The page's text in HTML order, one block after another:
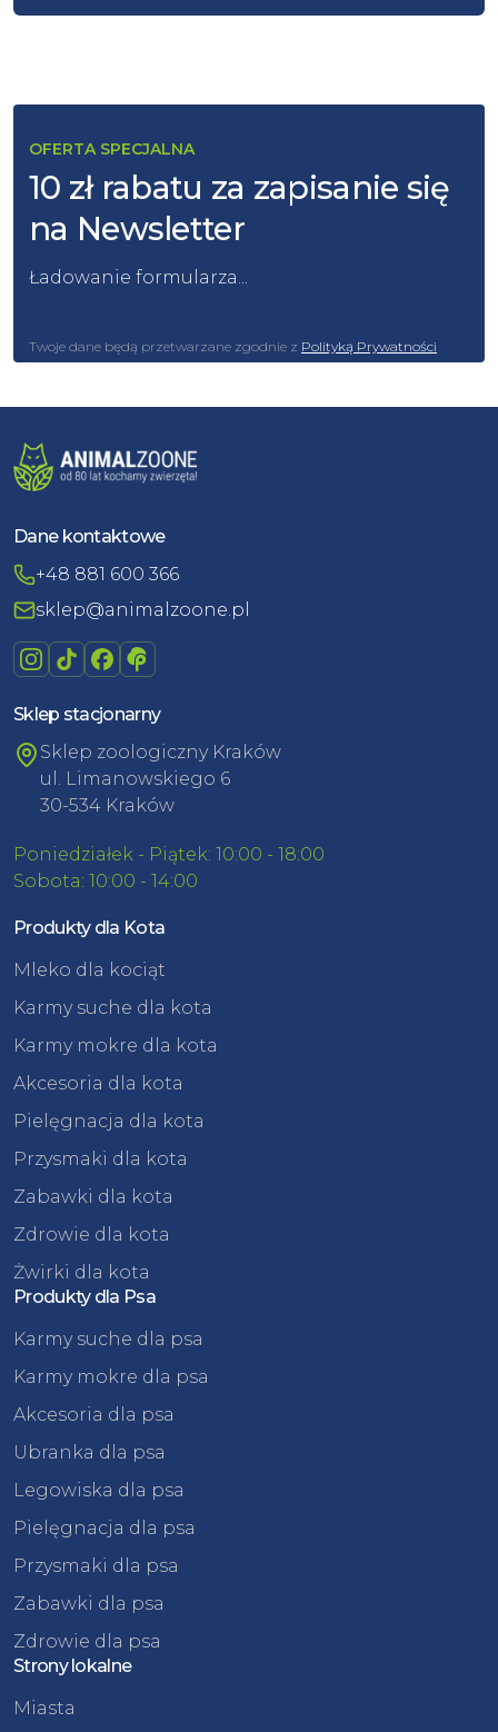
OFERTA SPECJALNA
10 zł rabatu za zapisanie się
na Newsletter
Ładowanie formularza...
Twoje dane będą przetwarzane zgodnie z Polityką Prywatności
Dane kontaktowe
+48 881 600 366
sklep@animalzoone.pl
Sklep stacjonarny
Sklep zoologiczny Kraków
ul. Limanowskiego 6
30-534 Kraków
Poniedziałek - Piątek: 10:00 - 18:00
Sobota: 10:00 - 14:00
Produkty dla Kota
Mleko dla kociąt
Karmy suche dla kota
Karmy mokre dla kota
Akcesoria dla kota
Pielęgnacja dla kota
Przysmaki dla kota
Zabawki dla kota
Zdrowie dla kota
Żwirki dla kota
Produkty dla Psa
Karmy suche dla psa
Karmy mokre dla psa
Akcesoria dla psa
Ubranka dla psa
Legowiska dla psa
Pielęgnacja dla psa
Przysmaki dla psa
Zabawki dla psa
Zdrowie dla psa
Strony lokalne
Miasta